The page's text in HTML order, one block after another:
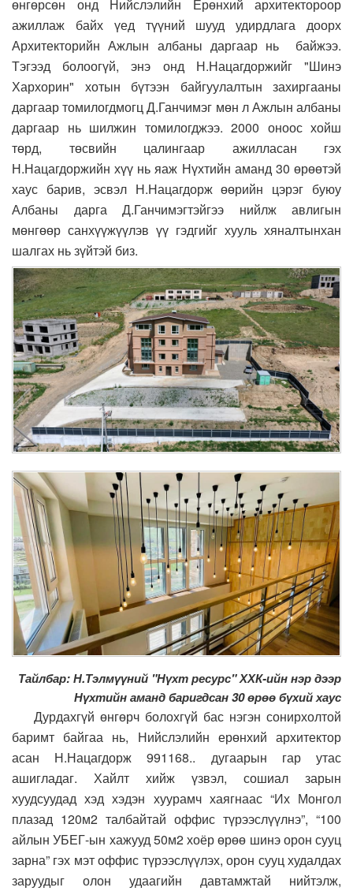
өнгөрсөн онд Нийслэлийн Ерөнхий архитектороор
ажиллаж байх үед түүний шууд удирдлага доорх
Архитекторийн Ажлын албаны даргаар нь байжээ.
Тэгээд болоогүй, энэ онд Н.Нацагдоржийг "Шинэ
Хархорин" хотын бүтээн байгуулалтын захиргааны
даргаар томилогдмогц Д.Ганчимэг мөн л Ажлын албаны
даргаар нь шилжин томилогджээ. 2000 оноос хойш
төрд, төсвийн цалингаар ажилласан гэх
Н.Нацагдоржийн хүү нь яаж Нүхтийн аманд 30 өрөөтэй
хаус барив, эсвэл Н.Нацагдорж өөрийн цэрэг буюу
Албаны дарга Д.Ганчимэгтэйгээ нийлж авлигын
мөнгөөр санхүүжүүлэв үү гэдгийг хууль хяналтынхан
шалгах нь зүйтэй биз.
Тайлбар: Н.Тэлмүүний "Нүхт ресурс" ХХК-ийн нэр дээр
Нүхтийн аманд баригдсан 30 өрөө бүхий хаус
Дурдахгүй өнгөрч болохгүй бас нэгэн сонирхолтой
баримт байгаа нь, Нийслэлийн ерөнхий архитектор
асан Н.Нацагдорж 991168.. дугаарын гар утас
ашигладаг. Хайлт хийж үзвэл, сошиал зарын
хуудсуудад хэд хэдэн хуурамч хаягнаас “Их Монгол
плазад 120м2 талбайтай оффис түрээслүүлнэ”, “100
айлын УБЕГ-ын хажууд 50м2 хоёр өрөө шинэ орон сууц
зарна” гэх мэт оффис түрээслүүлэх, орон сууц худалдах
заруудыг олон удаагийн давтамжтай нийтэлж,